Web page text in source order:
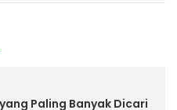
Paling Banyak Dicari